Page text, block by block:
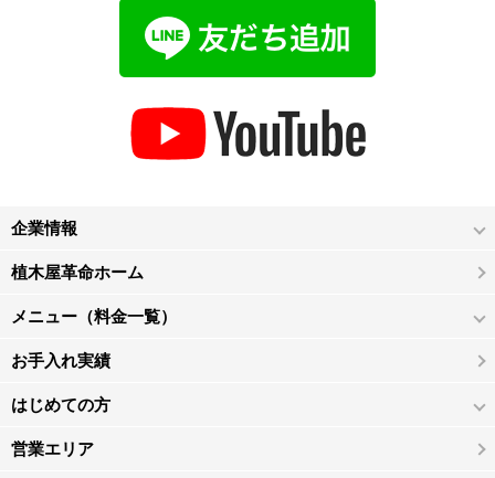
企業情報
植木屋革命ホーム
メニュー（料金一覧）
お手入れ実績
はじめての方
営業エリア